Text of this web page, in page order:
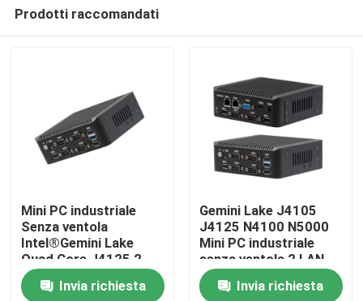
Casa
Prodotti raccomandati
Mini PC industriale
Senza ventola
Intel®Gemini Lake
Quad Core J4125 2
Gigabyte NIC 6COM
Nuc
Invia richiesta
Gemini Lake J4105
J4125 N4100 N5000
Mini PC industriale
senza ventola 2 LAN
6COM Nuc
Invia richiesta